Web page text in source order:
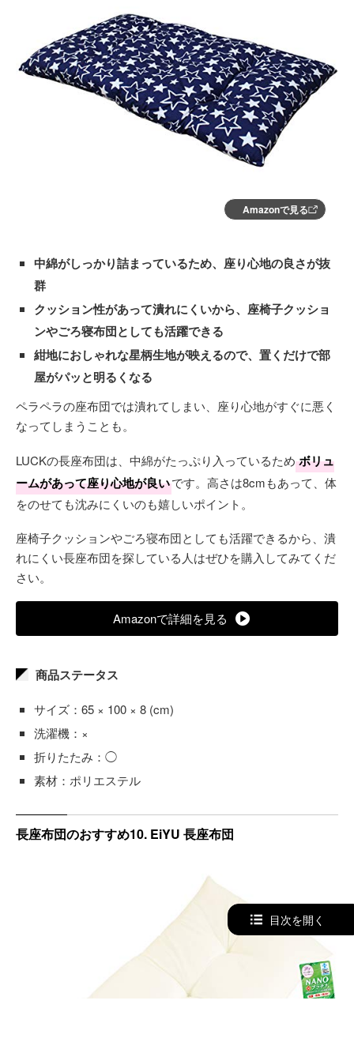
Amazonで見る
中綿がしっかり詰まっているため、座り心地の良さが抜
群
クッション性があって潰れにくいから、座椅子クッショ
ンやごろ寝布団としても活躍できる
紺地におしゃれな星柄生地が映えるので、置くだけで部
屋がパッと明るくなる
ペラペラの座布団では潰れてしまい、座り心地がすぐに悪く
なってしまうことも。
LUCKの長座布団は、中綿がたっぷり入っているため ボリュ
ームがあって座り心地が良いです。高さは8cmもあって、体
をのせても沈みにくいのも嬉しいポイント。
座椅子クッションやごろ寝布団としても活躍できるから、潰
れにくい長座布団を探している人はぜひを購入してみてくだ
さい。
Amazonで詳細を見る
商品ステータス
サイズ：65 × 100 × 8 (cm)
洗濯機：×
折りたたみ：◯
素材：ポリエステル
長座布団のおすすめ10. EiYU 長座布団
目次を開く